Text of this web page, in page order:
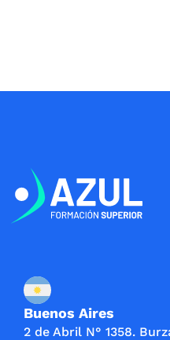
Buenos Aires
2 de Abril N° 1358.